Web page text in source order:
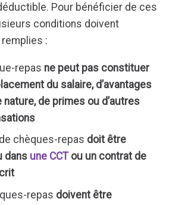
Pour bénéficier de ces
conditions doivent
:
repas ne peut pas constituer
du salaire, d’avantages
nature, de primes ou d’autres
chèques-repas doit être
dans une CCTou un contrat de
repas doivent être